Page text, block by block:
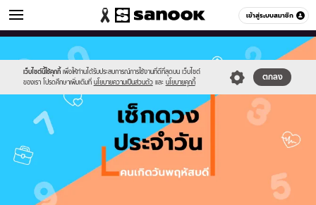
เข้าสู่ระบบสมาชิก
ดูดวง หมวดอื่นๆ
เว็บไซต์นี้ใช้คุกกี้ เพื่อให้ท่านได้รับประสบการณ์การใช้งานที่ดีที่สุดบน เว็บไซต์
ของเรา โปรดศึกษาเพิ่มเติมที่ นโยบายความเป็นส่วนตัว และ นโยบายคุกกี้
ตกลง
//s.isanook.com/sr/0/images/logo-
new-
sanook.png
//s.isanook.com/ho/0/ud/fxd/day/day-
5.png